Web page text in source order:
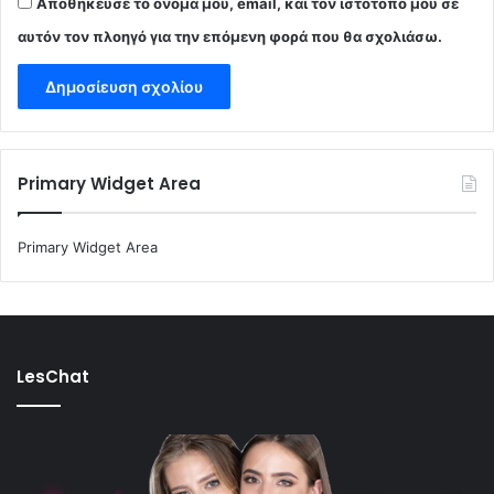
αυτόν τον πλοηγό για την επόμενη φορά που θα σχολιάσω.
Primary Widget Area
Primary Widget Area
LesChat